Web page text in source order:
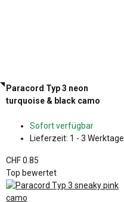
Paracord Typ 3 neon
turquoise & black camo
Sofort verfügbar
Lieferzeit: 1 - 3 Werktage
CHF 0.85
Top bewertet